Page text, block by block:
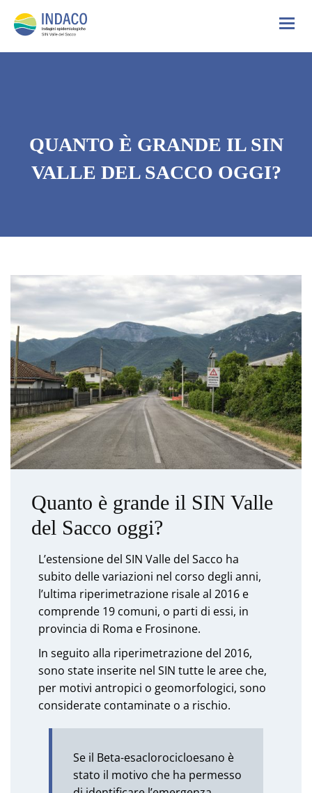
QUANTO È GRANDE IL SIN
VALLE DEL SACCO OGGI?
Quanto è grande il SIN Valle
del Sacco oggi?
L’estensione del SIN Valle del Sacco ha
subito delle variazioni nel corso degli anni,
l’ultima riperimetrazione risale al 2016 e
comprende 19 comuni, o parti di essi, in
provincia di Roma e Frosinone.
In seguito alla riperimetrazione del 2016,
sono state inserite nel SIN tutte le aree che,
per motivi antropici o geomorfologici, sono
considerate contaminate o a rischio.
Se il Beta-esaclorocicloesano è
stato il motivo che ha permesso